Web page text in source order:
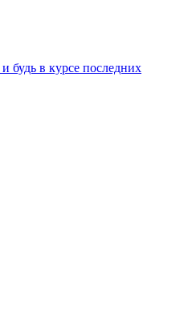
будь в курсе последних